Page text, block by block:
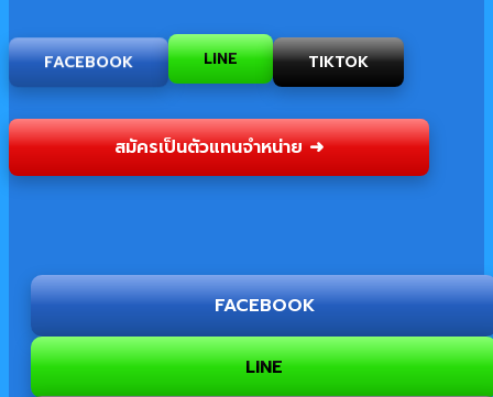
FACEBOOK LINE TIKTOK
สมัครเป็นตัวแทนจำหน่าย ➜
FACEBOOK
LINE